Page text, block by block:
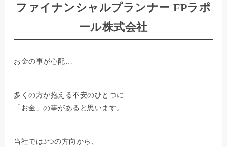
ファイナンシャルプランナー FPラポ
ール株式会社
お金の事が心配…
多くの方が抱える不安のひとつに
「お金」の事があると思います。
当社では3つの方向から、